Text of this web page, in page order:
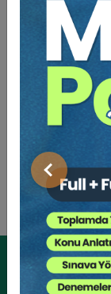
Önceki
Eğitmen
Sosyal